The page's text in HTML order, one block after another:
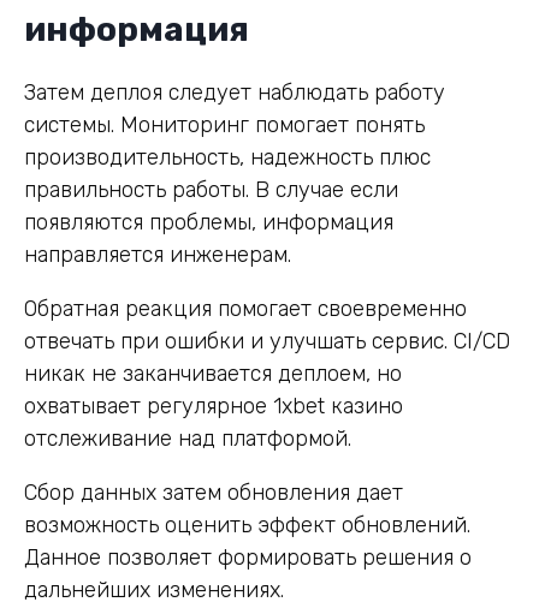
информация
Затем деплоя следует наблюдать работу
системы. Мониторинг помогает понять
производительность, надежность плюс
правильность работы. В случае если
появляются проблемы, информация
направляется инженерам.
Обратная реакция помогает своевременно
отвечать при ошибки и улучшать сервис. CI/CD
никак не заканчивается деплоем, но
охватывает регулярное 1xbet казино
отслеживание над платформой.
Сбор данных затем обновления дает
возможность оценить эффект обновлений.
Данное позволяет формировать решения о
дальнейших изменениях.